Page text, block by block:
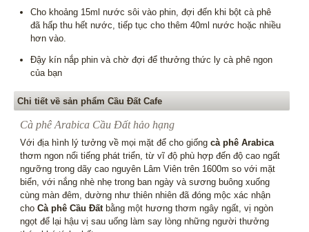
Cho khoảng 15ml nước sôi vào phin, đợi đến khi bột cà phê
đã hấp thu hết nước, tiếp tục cho thêm 40ml nước hoặc nhiều
hơn vào.
Đậy kín nắp phin và chờ đợi để thưởng thức ly cà phê ngon
của bạn
Chi tiết về sản phẩm Cầu Đất Cafe
Cà phê Arabica Cầu Đất hảo hạng
Với địa hình lý tưởng về mọi mặt để cho giốngcà phê Arabica
thơm ngon nổi tiếng phát triển, từ vĩ độ phù hợp đến độ cao ngất
ngưỡng trong dãy cao nguyên Lâm Viên trên 1600m so với mặt
biển, với nắng nhè nhẹ trong ban ngày và sương buông xuống
cùng màn đêm, dường như thiên nhiên đã đóng mộc xác nhận
choCà phê Cầu Đất bằng một hương thơm ngây ngất, vị ngòn
ngọt để lại hậu vị sau uống làm say lòng những người thưởng